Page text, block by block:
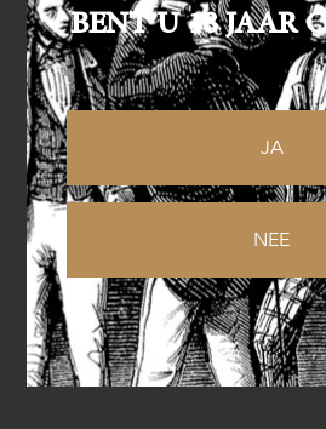
Specificaties
Druivensoorten:
Lagering:
36 maanden
12 maanden op fles
Alcohol:
Serveertemperatuur:18-20
BENT U 18 JAAR
JA
NEE